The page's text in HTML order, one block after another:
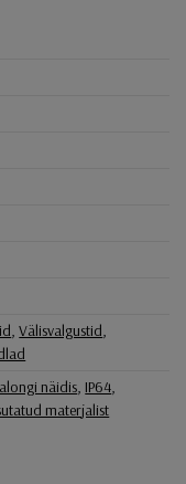
,Välisvalgustid,
näidis, IP64,
materjalist